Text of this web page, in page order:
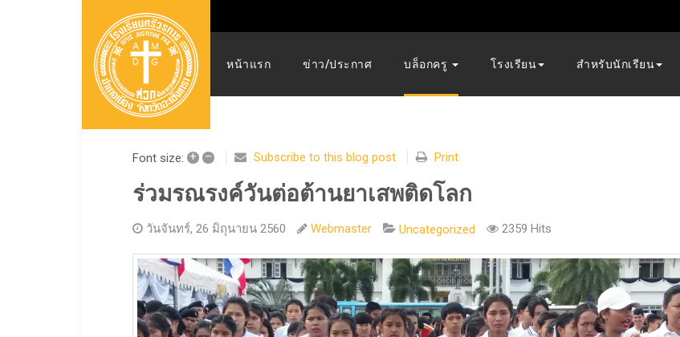
หน้าแรก ข่าว/ประกาศ บล็อกครู โรงเรียน สำหรับนักเรียน
Font size: + – Subscribe to this blog post Print
ร่วมรณรงค์วันต่อต้านยาเสพติดโลก
วันจันทร์, 26 มิถุนายน 2560 Webmaster Uncategorized 2359 Hits